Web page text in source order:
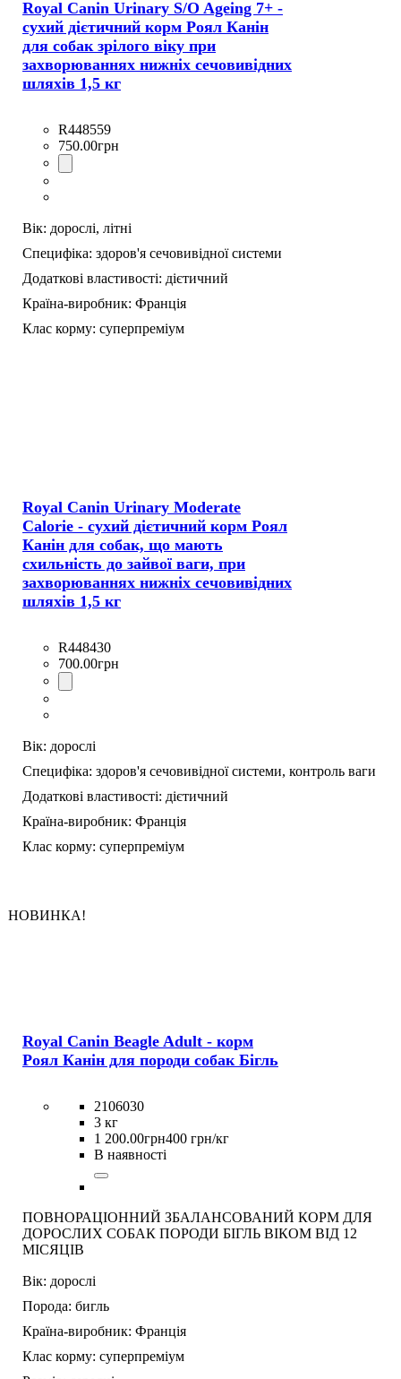
Royal Canin Urinary S/O Ageing 7+ -
сухий дієтичний корм Роял Канін
для собак зрілого віку при
захворюваннях нижніх сечовивідних
шляхів 1,5 кг
R448559
750.00грн
Вік: дорослі, літні
Специфіка: здоров'я сечовивідної системи
Додаткові властивості: дієтичний
Країна-виробник: Франція
Клас корму: суперпреміум
Royal Canin Urinary Moderate
Calorie - сухий дієтичний корм Роял
Канін для собак, що мають
схильність до зайвої ваги, при
захворюваннях нижніх сечовивідних
шляхів 1,5 кг
R448430
700.00грн
Вік: дорослі
Специфіка: здоров'я сечовивідної системи, контроль ваги
Додаткові властивості: дієтичний
Країна-виробник: Франція
Клас корму: суперпреміум
Royal Canin Beagle Adult - корм
Роял Канін для породи собак Бігль
НОВИНКА!
2106030
3 кг
1 200.00грн400 грн/кг
В наявності
ПОВНОРАЦІОННИЙ ЗБАЛАНСОВАНИЙ КОРМ ДЛЯ
ДОРОСЛИХ СОБАК ПОРОДИ БІГЛЬ ВІКОМ ВІД 12
МІСЯЦІВ
Вік: дорослі
Порода: бигль
Країна-виробник: Франція
Клас корму: суперпреміум